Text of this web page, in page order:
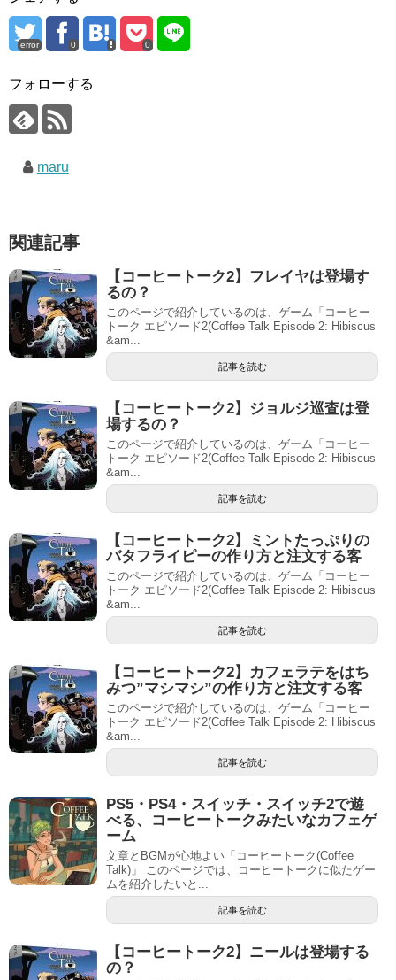
error 0 0
フォローする
maru
関連記事
【コーヒートーク2】フレイヤは登場す
るの？
このページで紹介しているのは、ゲーム「コーヒー
トーク エピソード2(Coffee Talk Episode 2: Hibiscus
&am...
記事を読む
【コーヒートーク2】ジョルジ巡査は登
場するの？
このページで紹介しているのは、ゲーム「コーヒー
トーク エピソード2(Coffee Talk Episode 2: Hibiscus
&am...
記事を読む
【コーヒートーク2】ミントたっぷりの
バタフライピーの作り方と注文する客
このページで紹介しているのは、ゲーム「コーヒー
トーク エピソード2(Coffee Talk Episode 2: Hibiscus
&am...
記事を読む
【コーヒートーク2】カフェラテをはち
みつ”マシマシ”の作り方と注文する客
このページで紹介しているのは、ゲーム「コーヒー
トーク エピソード2(Coffee Talk Episode 2: Hibiscus
&am...
記事を読む
PS5・PS4・スイッチ・スイッチ2で遊
べる、コーヒートークみたいなカフェゲ
ーム
文章とBGMが心地よい「コーヒートーク(Coffee
Talk)」 このページでは、コーヒートークに似たゲー
ムを紹介したいと...
記事を読む
【コーヒートーク2】ニールは登場する
の？